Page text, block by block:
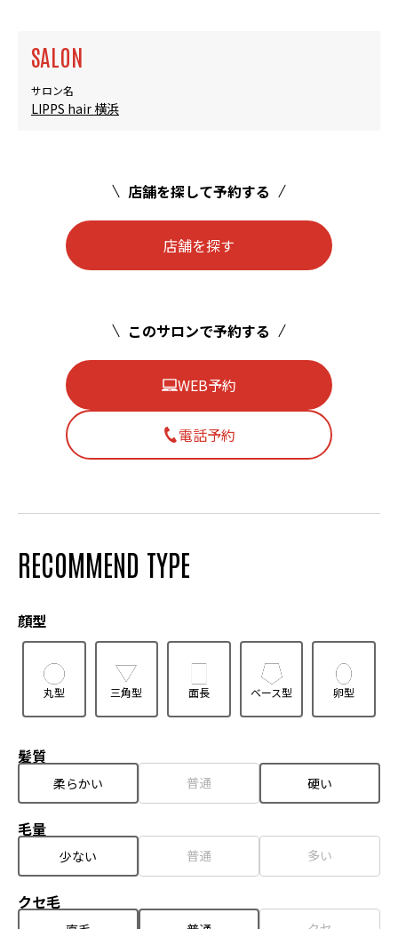
SALON
サロン名
LIPPS hair 横浜
店舗を探して予約する
店舗を探す
このサロンで予約する
WEB予約
電話予約
RECOMMEND TYPE
顔型
丸型 三角型 面長 ベース型 卵型
髪質
柔らかい 普通 硬い
毛量
少ない 普通 多い
クセ毛